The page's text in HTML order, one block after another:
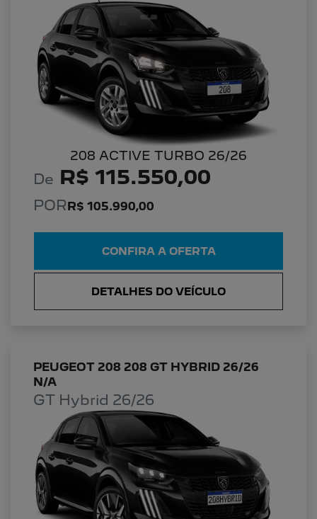
208 ACTIVE TURBO 26/26
De R$ 115.550,00
POR R$ 105.990,00
CONFIRA A OFERTA
DETALHES DO VEÍCULO
PEUGEOT 208 208 GT HYBRID 26/26
N/A
GT Hybrid 26/26